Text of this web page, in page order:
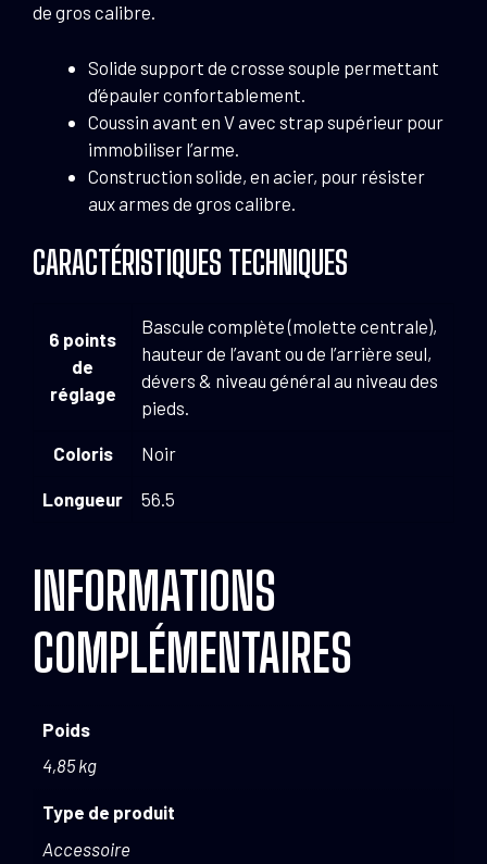
de gros calibre.
Solide support de crosse souple permettant
d’épauler confortablement.
Coussin avant en V avec strap supérieur pour
immobiliser l’arme.
Construction solide, en acier, pour résister
aux armes de gros calibre.
CARACTÉRISTIQUES TECHNIQUES
6 points
de
réglage
Bascule complète (molette centrale),
hauteur de l’avant ou de l’arrière seul,
dévers & niveau général au niveau des
pieds.
Coloris Noir
Longueur 56.5
INFORMATIONS
COMPLÉMENTAIRES
Poids
4,85 kg
Type de produit
Accessoire